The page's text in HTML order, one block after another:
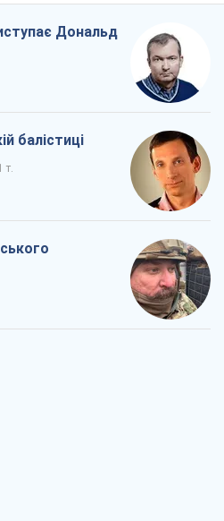
Дональд
балістиці
т.